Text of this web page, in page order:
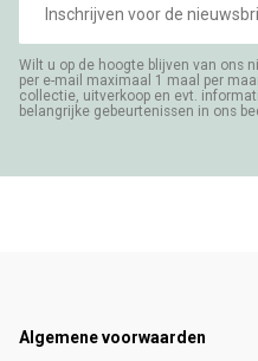
mailadres
Wilt u op de hoogte blijven van ons
per e-mail maximaal 1 maal per
collectie, uitverkoop en evt.
belangrijke gebeurtenissen in ons
Footer
Algemene voorwaarden